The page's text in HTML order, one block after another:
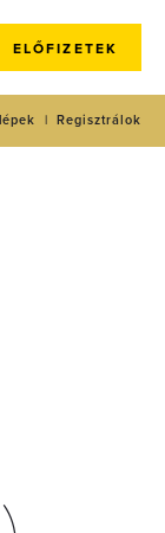
ELŐFIZETEK
Regisztrálok